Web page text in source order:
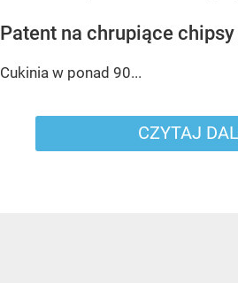
Patent na chrupiące
Cukinia w ponad 90...
CZYTAJ